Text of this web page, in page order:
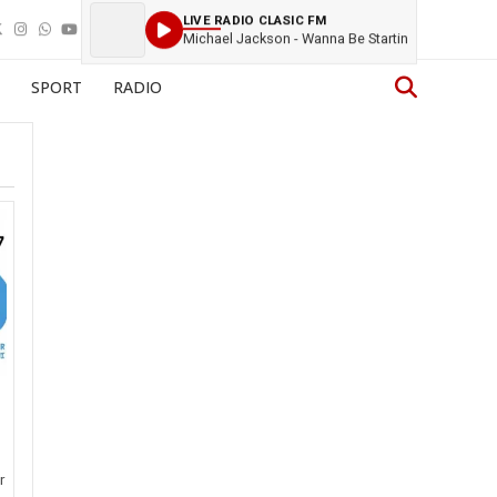
LIVE RADIO CLASIC FM
Michael Jackson - Wanna Be Startin
SPORT RADIO